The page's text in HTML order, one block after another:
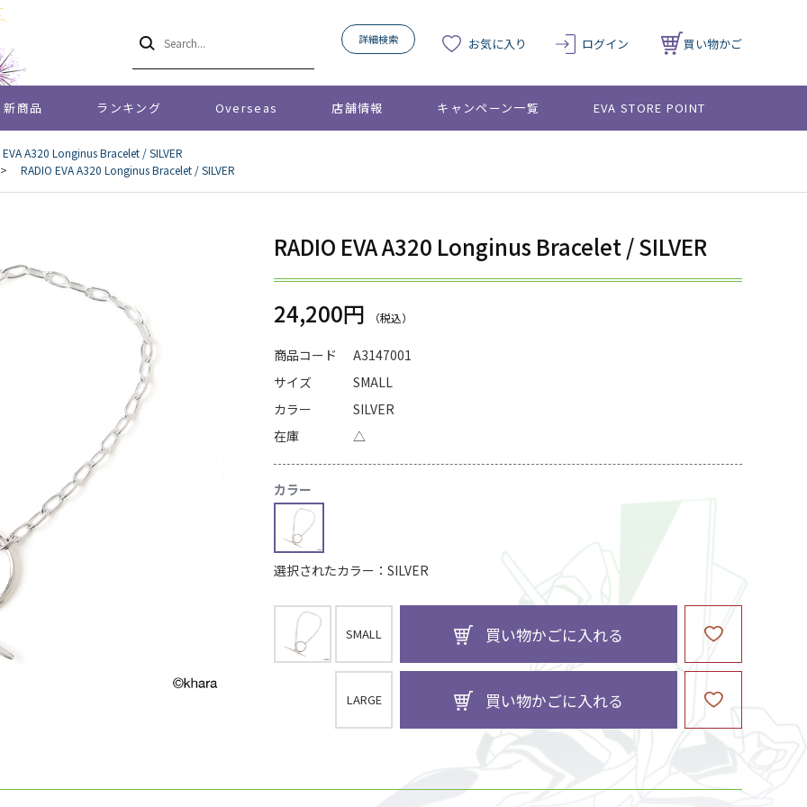
詳細検索 お気に入り ログイン 買い物かご
新商品 ランキング Overseas 店舗情報 キャンペーン一覧 EVA STORE POINT
EVA A320 Longinus Bracelet / SILVER
>
RADIO EVA A320 Longinus Bracelet / SILVER
RADIO EVA A320 Longinus Bracelet / SILVER
24,200円
商品コード
A3147001
サイズ
SMALL
カラー
SILVER
在庫
△
カラー
選択されたカラー：SILVER
SMALL 買い物かごに入れる
LARGE 買い物かごに入れる